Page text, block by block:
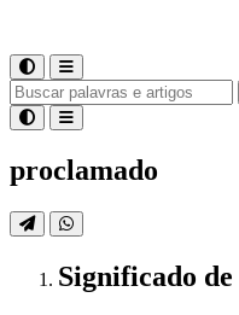
proclamado
Significado de